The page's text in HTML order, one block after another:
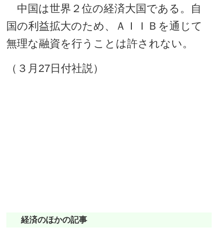
中国は世界２位の経済大国である。自
国の利益拡大のため、ＡＩＩＢを通じて
無理な融資を行うことは許されない。
（３月27日付社説）
経済のほかの記事